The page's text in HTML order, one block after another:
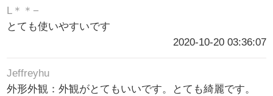
L＊＊−
とても使いやすいです
2020-10-20 03:36:07
Jeffreyhu
外形外観：外観がとてもいいです。とても綺麗です。